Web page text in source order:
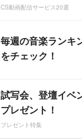
CS動画配信サービス20選
毎週の音楽ランキ
をチェック！
試写会、登壇イベ
プレゼント！
プレゼント特集